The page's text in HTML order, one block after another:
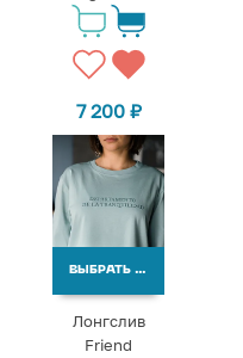
7 200 ₽
ВЫБРАТЬ ВАРИАНТЫ
Лонгслив
Friend